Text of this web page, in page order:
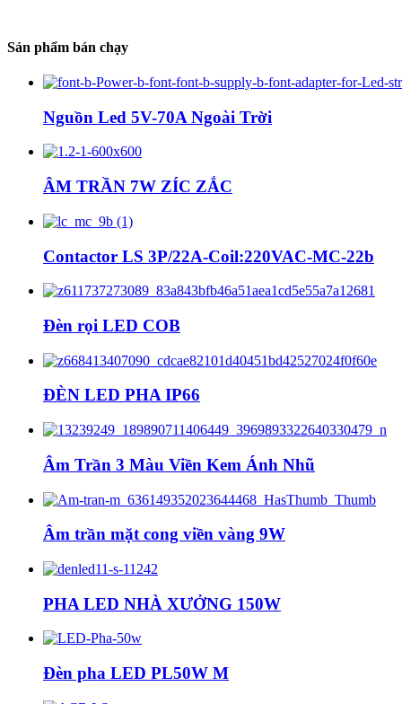
Sản phẩm bán chạy
Nguồn Led 5V-70A Ngoài Trời
ÂM TRẦN 7W ZÍC ZẮC
Contactor LS 3P/22A-Coil:220VAC-MC-22b
Đèn rọi LED COB
ĐÈN LED PHA IP66
Âm Trần 3 Màu Viền Kem Ánh Nhũ
Âm trần mặt cong viền vàng 9W
PHA LED NHÀ XƯỞNG 150W
Đèn pha LED PL50W M